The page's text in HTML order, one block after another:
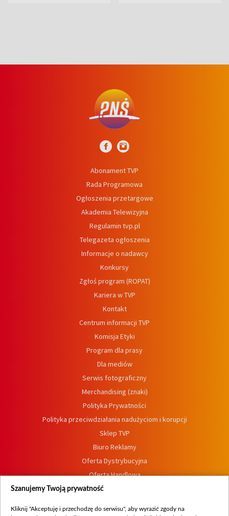
Abonament TVP
Rada Programowa
Ogłoszenia przetargowe
Akademia Telewizyjna
Regulamin tvp.pl
Telegazeta ogłoszenia
Informacje o nadawcy
Konkursy
Zgłoś program (ROPAT)
Kariera w TVP
Kontakt
Centrum informacji TVP
Komisja Etyki
Program dla prasy
Dla mediów
Serwis fotograficzny
Merchandising (znaki)
Polityka Prywatności
Polityka przeciwdziałania nadużyciom i korupcji
Sklep TVP
Biuro Reklamy
Oferta Dystrybucyjna
Oferta Handlowa
Dostępność
Szanujemy Twoją prywatność
Kliknij "Akceptuję i przechodzę do serwisu", aby wyrazić zgody na